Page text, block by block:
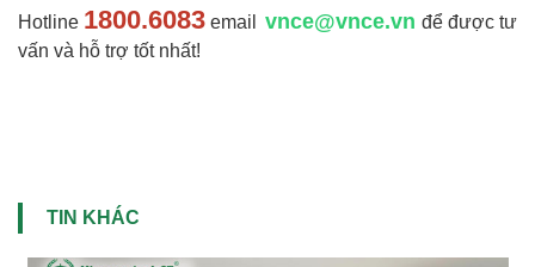
Hotline 1800.6083 email vnce@vnce.vn để được tư
vấn và hỗ trợ tốt nhất!
TIN KHÁC